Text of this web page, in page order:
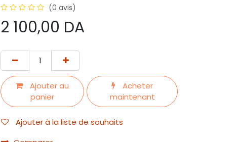
(0 avis)
2 100,00 DA
Ajouter au
panier
Acheter
maintenant
Ajouter à la liste de souhaits